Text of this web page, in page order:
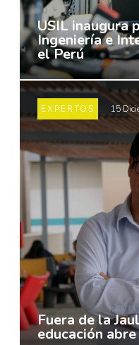
USIL inaugura
Ingeniería e
el Perú
EXPERTOS 15
Fuera de la
educación